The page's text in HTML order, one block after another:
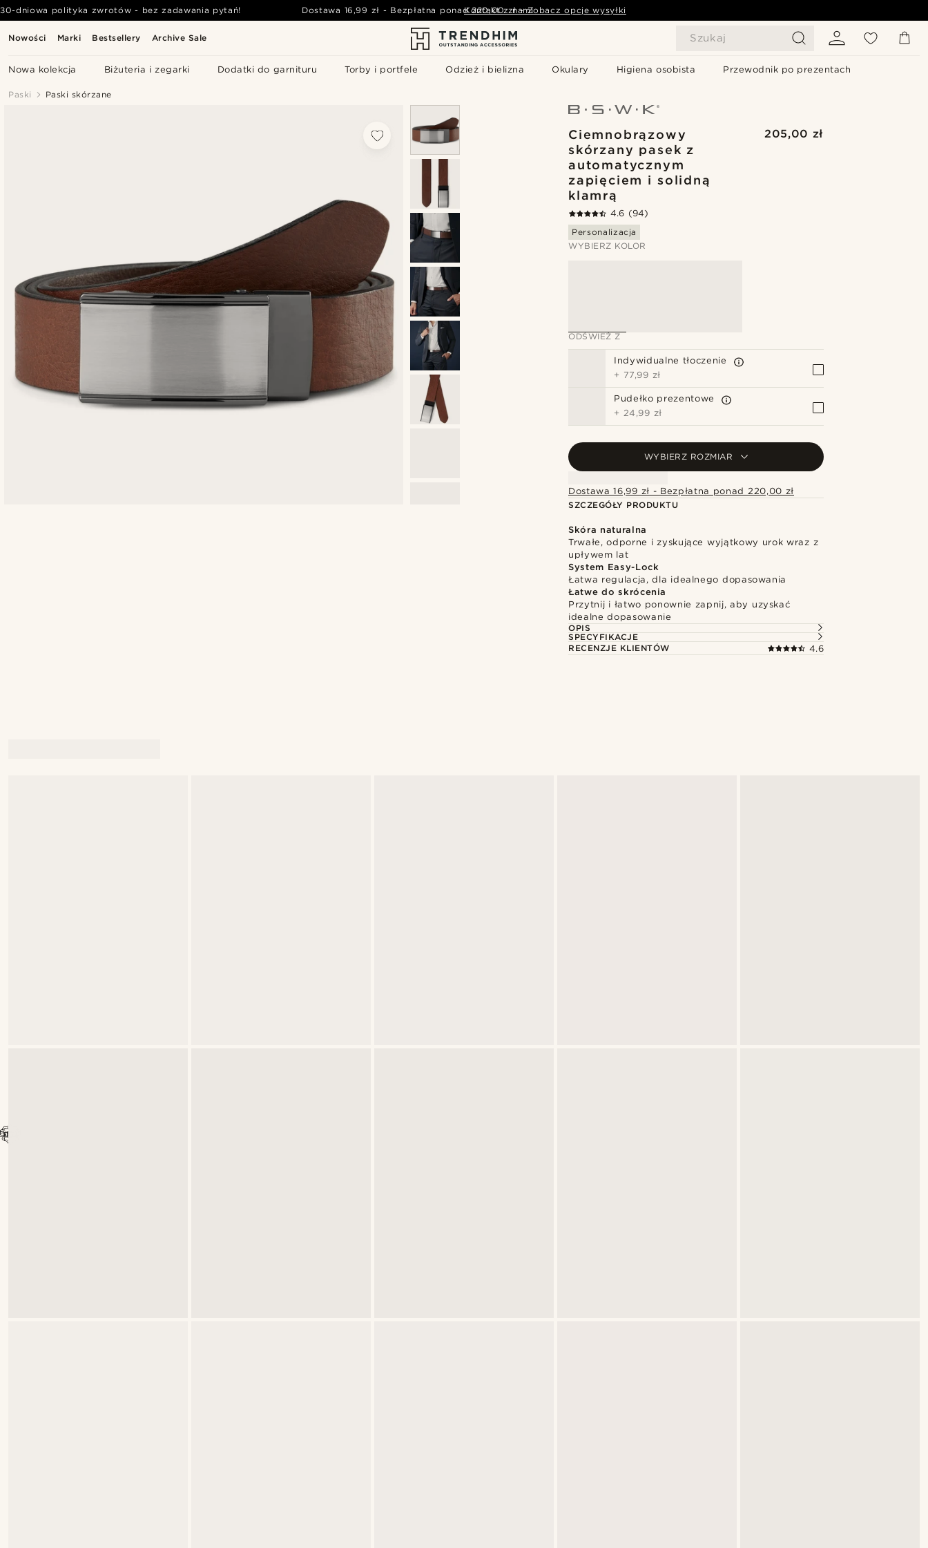
Nowości Marki Bestsellery Archive Sale Szukaj
Nowa kolekcja Biżuteria i zegarki Dodatki do garnituru Torby i portfele Odzież i bielizna Okulary Higiena osobista Przewodnik po prezentach
30-dniowa polityka zwrotów - bez zadawania pytań! Dostawa 16,99 zł - Bezpłatna ponad 220,00 zł - Zobacz opcje wysyłki
Kontakt z nami
Paski Paski skórzane
Ciemnobrązowy
skórzany pasek z
automatycznym
zapięciem i solidną
klamrą
205,00 zł
4.6 (94)
Personalizacja
WYBIERZ KOLOR
ODŚWIEŻ Z
Indywidualne tłoczenie
+ 77,99 zł
Pudełko prezentowe
+ 24,99 zł
WYBIERZ ROZMIAR
Dostawa 16,99 zł - Bezpłatna ponad 220,00 zł
SZCZEGÓŁY PRODUKTU
Skóra naturalna
Trwałe, odporne i zyskujące wyjątkowy urok wraz z
upływem lat
System Easy-Lock
Łatwa regulacja, dla idealnego dopasowania
Łatwe do skrócenia
Przytnij i łatwo ponownie zapnij, aby uzyskać
idealne dopasowanie
OPIS
SPECYFIKACJE
RECENZJE KLIENTÓW
4.6